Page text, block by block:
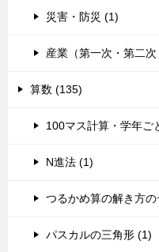
災害・防災 (1)
産業（第一次・第二
算数 (135)
100マス計算・学年ご
N進法 (1)
つるかめ算の解き方
パスカルの三角形 (1)